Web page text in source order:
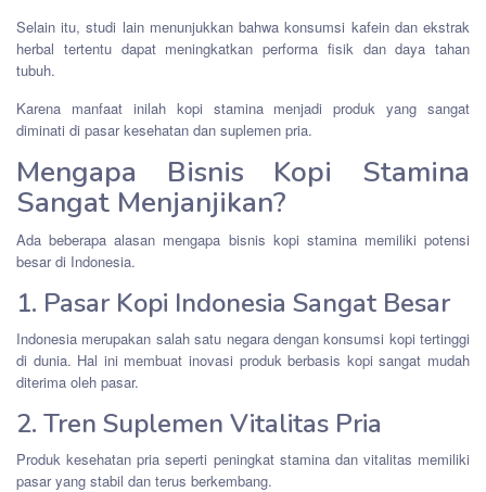
Selain itu, studi lain menunjukkan bahwa konsumsi kafein dan ekstrak
herbal tertentu dapat meningkatkan performa fisik dan daya tahan
tubuh.
Karena manfaat inilah kopi stamina menjadi produk yang sangat
diminati di pasar kesehatan dan suplemen pria.
Mengapa Bisnis Kopi Stamina
Sangat Menjanjikan?
Ada beberapa alasan mengapa bisnis kopi stamina memiliki potensi
besar di Indonesia.
1. Pasar Kopi Indonesia Sangat Besar
Indonesia merupakan salah satu negara dengan konsumsi kopi tertinggi
di dunia. Hal ini membuat inovasi produk berbasis kopi sangat mudah
diterima oleh pasar.
2. Tren Suplemen Vitalitas Pria
Produk kesehatan pria seperti peningkat stamina dan vitalitas memiliki
pasar yang stabil dan terus berkembang.